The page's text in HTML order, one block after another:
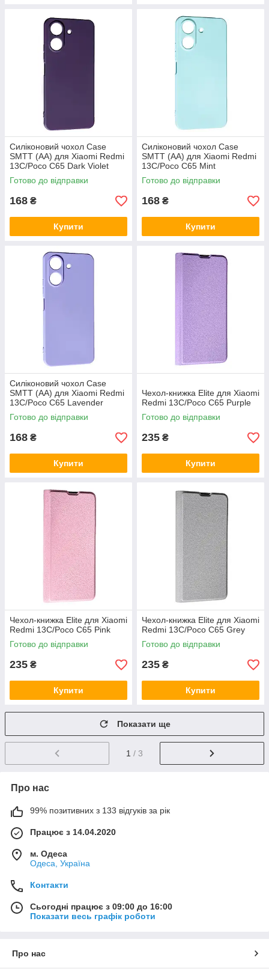
Силіконовий чохол Case
SMTT (AA) для Xiaomi Redmi
13C/Poco C65 Dark Violet
Готово до відправки
168 ₴
Купити
Силіконовий чохол Case
SMTT (AA) для Xiaomi Redmi
13C/Poco C65 Mint
Готово до відправки
168 ₴
Купити
Силіконовий чохол Case
SMTT (AA) для Xiaomi Redmi
13C/Poco C65 Lavender
Готово до відправки
168 ₴
Купити
Чехол-книжка Elite для Xiaomi
Redmi 13C/Poco C65 Purple
Готово до відправки
235 ₴
Купити
Чехол-книжка Elite для Xiaomi
Redmi 13C/Poco C65 Pink
Готово до відправки
235 ₴
Купити
Чехол-книжка Elite для Xiaomi
Redmi 13C/Poco C65 Grey
Готово до відправки
235 ₴
Купити
Показати ще
1 / 3
Про нас
99% позитивних з 133 відгуків за рік
Працює з 14.04.2020
м. Одеса
Одеса, Україна
Контакти
Сьогодні працює з 09:00 до 16:00
Показати весь графік роботи
Про нас